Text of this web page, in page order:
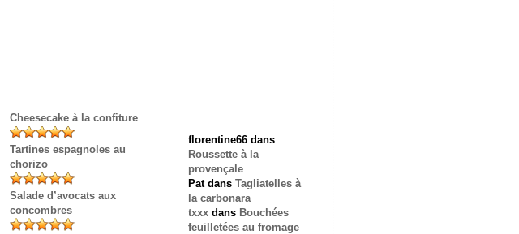
Cheesecake à la confiture
Tartines espagnoles au
chorizo
Salade d’avocats aux
concombres
florentine66 dans
Roussette à la
provençale
Patdans Tagliatelles à
la carbonara
txxx dans Bouchées
feuilletées au fromage